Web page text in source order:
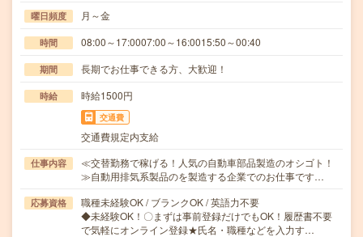
曜日頻度 月～金
時間 08:00～17:0007:00～16:0015:50～00:40
期間 長期でお仕事できる方、大歓迎！
時給 時給1500円
交通費
交通費規定内支給
仕事内容
≪交替勤務で稼げる！人気の自動車部品製造のオシゴト！
≫自動用排気系製品のを製造する企業でのお仕事です…
応募資格
職種未経験OK / ブランクOK / 英語力不要
◆未経験OK！〇まずは事前登録だけでもOK！履歴書不要
で気軽にオンライン登録★氏名・職種などを入力す…